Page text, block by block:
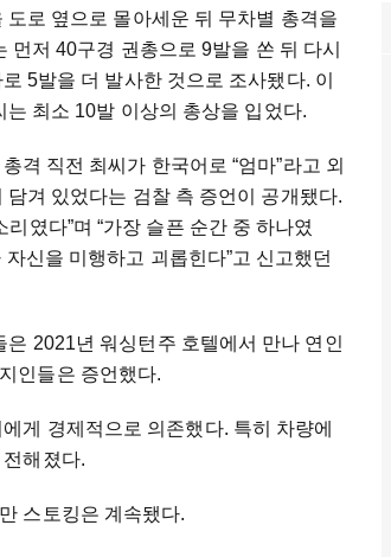
도로 옆으로 몰아세운 뒤 무차별 총격을
먼저 40구경 권총으로 9발을 쏜 뒤 다시
5발을 더 발사한 것으로 조사됐다. 이
는 최소 10발 이상의 총상을 입었다.
격 직전 최씨가 한국어로 “엄마”라고 외
담겨 있었다는 검찰 측 증언이 공개됐다.
였다”며 “가장 슬픈 순간 중 하나였
신을 미행하고 괴롭힌다”고 신고했던
2021년 워싱턴주 호텔에서 만나 연인
인들은 증언했다.
게 경제적으로 의존했다. 특히 차량에
해졌다.
스토킹은 계속됐다.